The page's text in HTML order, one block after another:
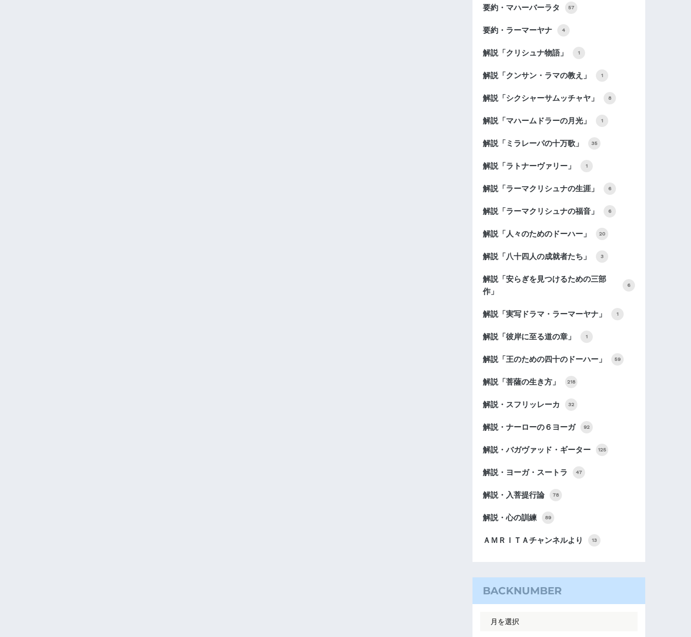
要約・マハーバーラタ 57
要約・ラーマーヤナ 4
解説「クリシュナ物語」 1
解説「クンサン・ラマの教え」 1
解説「シクシャーサムッチャヤ」 8
解説「マハームドラーの月光」 1
解説「ミラレーパの十万歌」 35
解説「ラトナーヴァリー」 1
解説「ラーマクリシュナの生涯」 6
解説「ラーマクリシュナの福音」 6
解説「人々のためのドーハー」 20
解説「八十四人の成就者たち」 3
解説「安らぎを見つけるための三部
作」
6
解説「実写ドラマ・ラーマーヤナ」 1
解説「彼岸に至る道の章」 1
解説「王のための四十のドーハー」 59
解説「菩薩の生き方」 218
解説・スフリッレーカ 32
解説・ナーローの６ヨーガ 92
解説・バガヴァッド・ギーター 125
解説・ヨーガ・スートラ 47
解説・入菩提行論 78
解説・心の訓練 89
ＡＭＲＩＴＡチャンネルより 13
BACKNUMBER